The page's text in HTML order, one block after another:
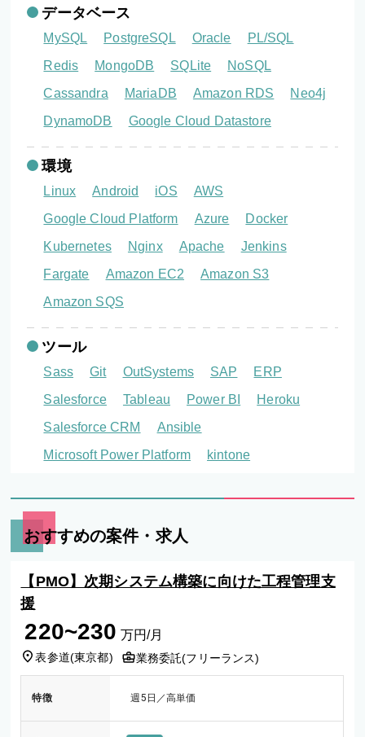
データベース
MySQL PostgreSQL Oracle
PL/SQL
Redis
MongoDB SQLite
NoSQL
Cassandra
MariaDB Amazon RDS
Neo4j
DynamoDB
Google Cloud Datastore
環境
Linux Android iOS
AWS
Google Cloud Platform
Azure
Docker
Kubernetes
Nginx Apache
Jenkins
Fargate
Amazon EC2
Amazon S3
Amazon SQS
ツール
Sass Git OutSystems SAP
ERP
Salesforce
Tableau Power BI
Heroku
Salesforce CRM
Ansible
Microsoft Power Platform
kintone
おすすめの案件・求人
【PMO】次期システム構築に向けた工程管理支
援
220~230 万円/月
表参道(東京都) 業務委託(フリーランス)
特徴 週5日／高単価